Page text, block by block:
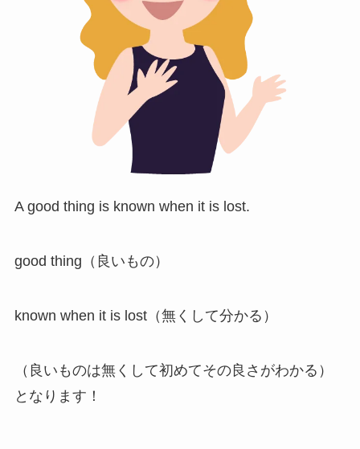
A good thing is known when it is lost.
good thing（良いもの）
known when it is lost（無くして分かる）
（良いものは無くして初めてその良さがわかる）
となります！